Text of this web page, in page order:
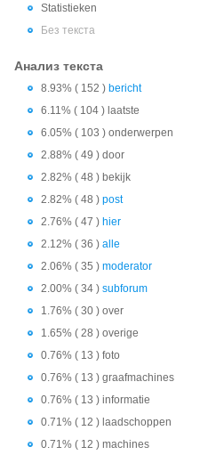
Statistieken
Без текста
Анализ текста
8.93% ( 152 ) bericht
6.11% ( 104 ) laatste
6.05% ( 103 ) onderwerpen
2.88% ( 49 ) door
2.82% ( 48 ) bekijk
2.82% ( 48 ) post
2.76% ( 47 ) hier
2.12% ( 36 ) alle
2.06% ( 35 ) moderator
2.00% ( 34 ) subforum
1.76% ( 30 ) over
1.65% ( 28 ) overige
0.76% ( 13 ) foto
0.76% ( 13 ) graafmachines
0.76% ( 13 ) informatie
0.71% ( 12 ) laadschoppen
0.71% ( 12 ) machines